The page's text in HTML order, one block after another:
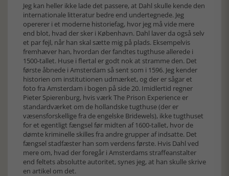
Jeg kan heller ikke lade det passere, at Dahl skulle kende den
internationale litteratur bedre end undertegnede. Jeg
opererer i et moderne historiefag, hvor jeg må vide mere
end blot, hvad der sker i København. Dahl laver da også selv
et par fejl, når han skal sætte mig på plads. Eksempelvis
fremhæver han, hvordan der fandtes tugthuse allerede i
1500-tallet. Huse i flertal er godt nok at stramme den. Det
første åbnede i Amsterdam så sent som i 1596. Jeg kender
historien om institutionen udmærket, og der er sågar et
foto fra Amsterdam i bogen på side 20. Imidlertid regner
Pieter Spierenburg, hvis værk The Prison Experience er
standardværket om de hollandske tugthuse (der er
væsensforskellige fra de engelske Bridewels), ikke tugthuset
for et egentligt fængsel før midten af 1600-tallet, hvor de
dømte kriminelle skilles fra andre grupper af indsatte. Det
fængsel stadfæster han som verdens første. Hvis Dahl ved
mere om, hvad der foregår i Amsterdams straffeanstalter
end feltets absolutte autoritet, synes jeg, at han skulle skrive
en artikel om det.